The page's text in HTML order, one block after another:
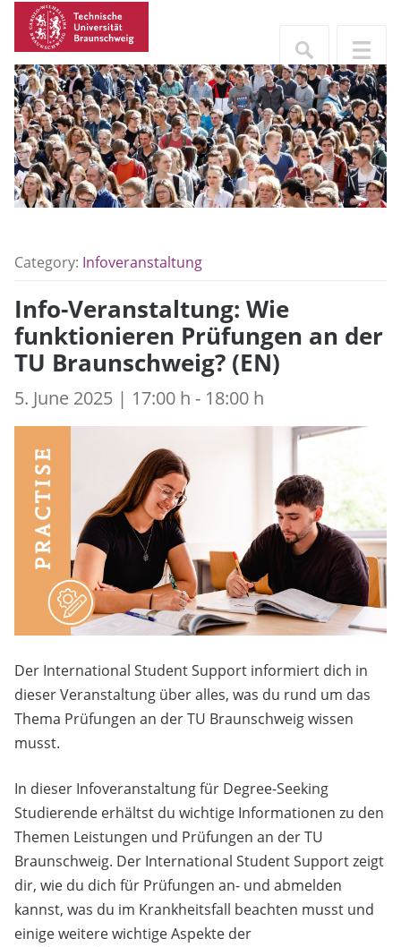
Category: Infoveranstaltung
Info-Veranstaltung: Wie
funktionieren Prüfungen an der
TU Braunschweig? (EN)
5. June 2025 | 17:00 h - 18:00 h
Der International Student Support informiert dich in
dieser Veranstaltung über alles, was du rund um das
Thema Prüfungen an der TU Braunschweig wissen
musst.
In dieser Infoveranstaltung für Degree-Seeking
Studierende erhältst du wichtige Informationen zu den
Themen Leistungen und Prüfungen an der TU
Braunschweig. Der International Student Support zeigt
dir, wie du dich für Prüfungen an- und abmelden
kannst, was du im Krankheitsfall beachten musst und
einige weitere wichtige Aspekte der